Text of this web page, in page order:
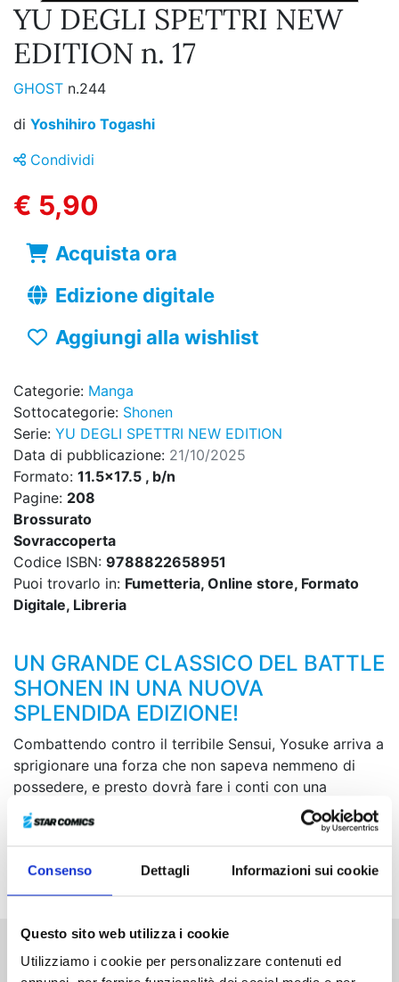
Consenso Dettagli Informazioni sui cookie
Questo sito web utilizza i cookie
Utilizziamo i cookie per personalizzare contenuti ed
YU DEGLI SPETTRI NEW
EDITION n. 17
GHOST n.244
di Yoshihiro Togashi
Condividi
€ 5,90
Acquista ora
Edizione digitale
Aggiungi alla wishlist
Categorie: Manga
Sottocategorie: Shonen
Serie: YU DEGLI SPETTRI NEW EDITION
Data di pubblicazione: 21/10/2025
Formato: 11.5x17.5 , b/n
Pagine: 208
Brossurato
Sovraccoperta
Codice ISBN: 9788822658951
Puoi trovarlo in: Fumetteria, Online store, Formato
Digitale, Libreria
UN GRANDE CLASSICO DEL BATTLE
SHONEN IN UNA NUOVA
SPLENDIDA EDIZIONE!
Combattendo contro il terribile Sensui, Yosuke arriva a
sprigionare una forza che non sapeva nemmeno di
possedere, e presto dovrà fare i conti con una
scoperta sconvolgente sulla propria identità... Quali
conseguenze avranno le sue scelte e quelle dei suoi
amici sul precario equilibrio che intercorre tra regno
dei demoni e regno degli umani?